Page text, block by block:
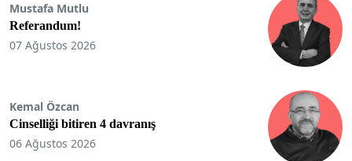
Mustafa Mutlu
Referandum!
07 Ağustos 2026
Kemal Özcan
Cinselliği bitiren 4 davranış
06 Ağustos 2026